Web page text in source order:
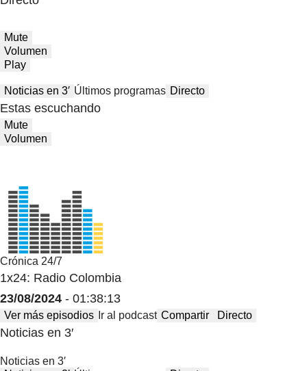
Mute
Volumen
Play
Noticias en 3′ Últimos programas Directo
Estas escuchando
Mute
Volumen
Crónica 24/7
1x24: Radio Colombia
23/08/2024 - 01:38:13
Ver más episodios Ir al podcast Compartir Directo
Noticias en 3′
Noticias en 3′